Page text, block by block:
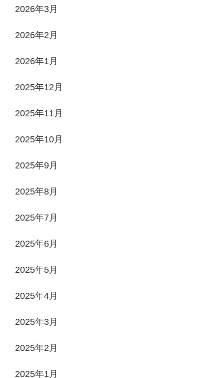
2026年3月
2026年2月
2026年1月
2025年12月
2025年11月
2025年10月
2025年9月
2025年8月
2025年7月
2025年6月
2025年5月
2025年4月
2025年3月
2025年2月
2025年1月